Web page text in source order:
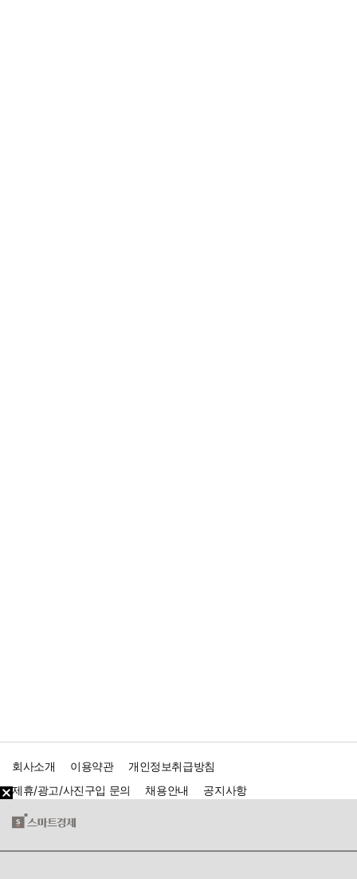
회사소개 이용약관
개인정보취급방침
제휴/광고/사진구입 문의
채용안내 공지사항